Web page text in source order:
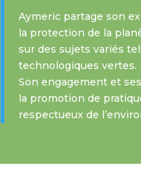
Aymeric partage son
la protection de la
sur des sujets variés
technologiques vertes.
Son engagement et
la promotion de
respectueux de